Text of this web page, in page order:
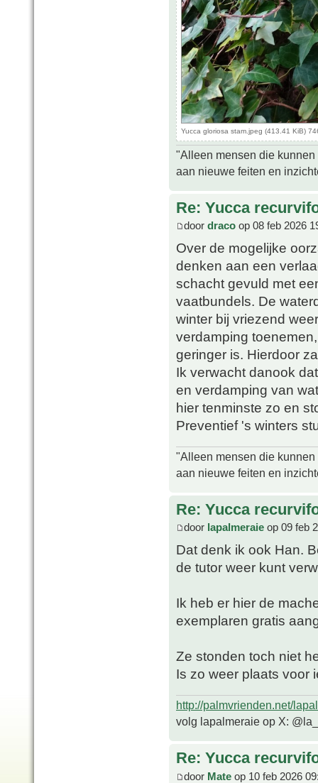
Yucca gloriosa stam.jpeg (413.41 KiB)
"Alleen mensen die
aan nieuwe feiten en
Re: Yucca
door draco op 08 feb 2026
Over de mogelijke
denken aan een
schacht gevuld met
vaatbundels. De
winter bij vriezend
verdamping
geringer is. Hierdoor
Ik verwacht danook
en verdamping van
hier tenminste zo en
Preventief 's winters
"Alleen mensen die
aan nieuwe feiten en
Re: Yucca
door lapalmeraie op 09 feb
Dat denk ik ook Han.
de tutor weer kunt
Ik heb er hier de
exemplaren gratis
Ze stonden toch niet
Is zo weer plaats voor
http://palmvrienden.net/
volg lapalmeraie op X:
Re: Yucca
door Mate op 10 feb 2026